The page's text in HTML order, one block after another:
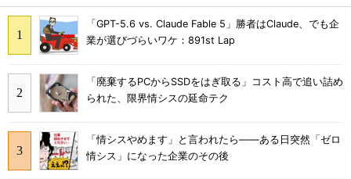
「GPT-5.6 vs. Claude Fable 5」勝者はClaude、でも企
業が選びづらいワケ：891st Lap
「廃棄するPCからSSDをはぎ取る」コスト高で追い詰め
られた、限界情シスの延命テク
「情シスやめます」と言われたら――ある日突然「ゼロ
情シス」になった企業のその後